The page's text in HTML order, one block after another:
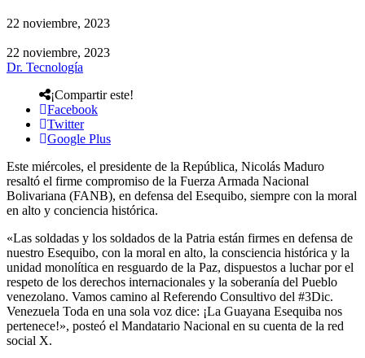
22 noviembre, 2023
22 noviembre, 2023
Dr. Tecnología
¡Compartir este!
Facebook
Twitter
Google Plus
Este miércoles, el presidente de la República, Nicolás Maduro
resaltó el firme compromiso de la Fuerza Armada Nacional
Bolivariana (FANB), en defensa del Esequibo, siempre con la moral
en alto y conciencia histórica.
«Las soldadas y los soldados de la Patria están firmes en defensa de
nuestro Esequibo, con la moral en alto, la consciencia histórica y la
unidad monolítica en resguardo de la Paz, dispuestos a luchar por el
respeto de los derechos internacionales y la soberanía del Pueblo
venezolano. Vamos camino al Referendo Consultivo del #3Dic.
Venezuela Toda en una sola voz dice: ¡La Guayana Esequiba nos
pertenece!», posteó el Mandatario Nacional en su cuenta de la red
social X.